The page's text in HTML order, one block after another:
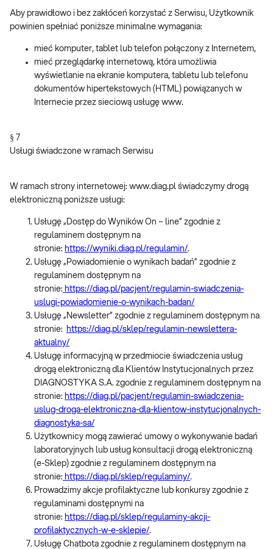
Aby prawidłowo i bez zakłóceń korzystać z Serwisu, Użytkownik
powinien spełniać poniższe minimalne wymagania:
mieć komputer, tablet lub telefon połączony z Internetem,
mieć przeglądarkę internetową, która umożliwia
wyświetlanie na ekranie komputera, tabletu lub telefonu
dokumentów hipertekstowych (HTML) powiązanych w
Internecie przez sieciową usługę www.
§ 7
Usługi świadczone w ramach Serwisu
W ramach strony internetowej: www.diag.pl świadczymy drogą
elektroniczną poniższe usługi:
Usługę „Dostęp do Wyników On – line” zgodnie z
regulaminem dostępnym na
stronie: https://wyniki.diag.pl/regulamin/.
Usługę „Powiadomienie o wynikach badań” zgodnie z
regulaminem dostępnym na
stronie: https://diag.pl/pacjent/regulamin-swiadczenia-
uslugi-powiadomienie-o-wynikach-badan/
Usługę „Newsletter” zgodnie z regulaminem dostępnym na
stronie:
https://diag.pl/sklep/regulamin-newslettera-
aktualny/
Usługę informacyjną w przedmiocie świadczenia usług
drogą elektroniczną dla Klientów Instytucjonalnych przez
DIAGNOSTYKA S.A. zgodnie z regulaminem dostępnym na
stronie: https://diag.pl/pacjent/regulamin-swiadczenia-
uslug-droga-elektroniczna-dla-klientow-instytucjonalnych-
diagnostyka-sa/
Użytkownicy mogą zawierać umowy o wykonywanie badań
laboratoryjnych lub usług konsultacji drogą elektroniczną
(e-Sklep) zgodnie z regulaminem dostępnym na
stronie: https://diag.pl/sklep/regulaminy/.
Prowadzimy akcje profilaktyczne lub konkursy zgodnie z
regulaminami dostępnymi na
stronie: https://diag.pl/sklep/regulaminy-akcji-
profilaktycznych-w-e-sklepie/.
Usługę Chatbota zgodnie z regulaminem dostępnym na